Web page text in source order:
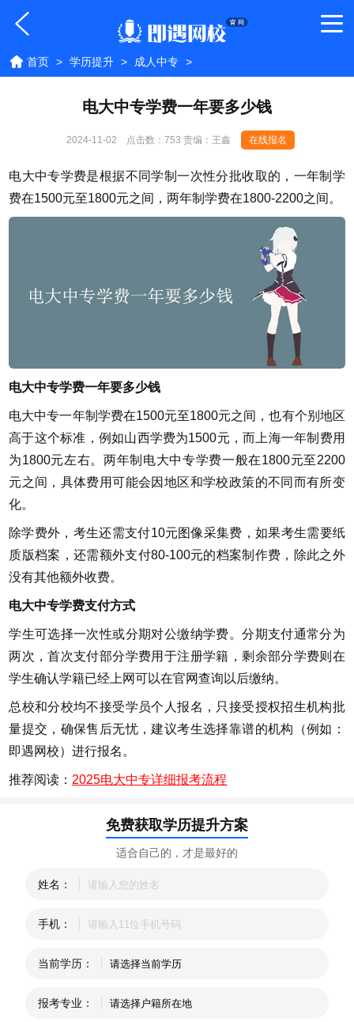
首页 > 学历提升 > 成人中专 >
电大中专学费一年要多少钱
2024-11-02 点击数： 753 责编：王鑫 在线报名
电大中专学费是根据不同学制一次性分批收取的，一年制学
费在1500元至1800元之间，两年制学费在1800-2200之间。
电大中专学费一年要多少钱
电大中专一年制学费在1500元至1800元之间，也有个别地区
高于这个标准，例如山西学费为1500元，而上海一年制费用
为1800元左右。两年制电大中专学费一般在1800元至2200
元之间，具体费用可能会因地区和学校政策的不同而有所变
化。
除学费外，考生还需支付10元图像采集费，如果考生需要纸
质版档案，还需额外支付80-100元的档案制作费，除此之外
没有其他额外收费。
电大中专学费支付方式
学生可选择一次性或分期对公缴纳学费。分期支付通常分为
两次，首次支付部分学费用于注册学籍，剩余部分学费则在
学生确认学籍已经上网可以在官网查询以后缴纳。
总校和分校均不接受学员个人报名，只接受授权招生机构批
量提交，确保售后无忧，建议考生选择靠谱的机构（例如：
即遇网校）进行报名。
推荐阅读： 2025电大中专详细报考流程
免费获取学历提升方案
适合自己的，才是最好的
姓名：
手机：
当前学历：
报考专业：